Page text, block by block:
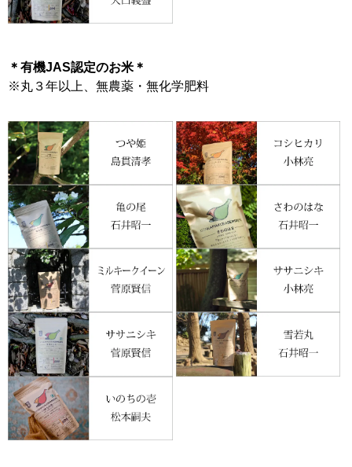
＊有機JAS認定のお米＊
※丸３年以上、無農薬・無化学肥料